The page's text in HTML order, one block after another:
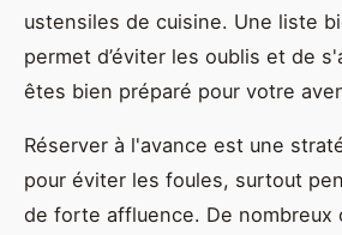
ustensiles de cuisine. Une liste
permet d’éviter les oublis et de
êtes bien préparé pour votre
Réserver à l'avance est une
pour éviter les foules, surtout
de forte affluence. De nombreux